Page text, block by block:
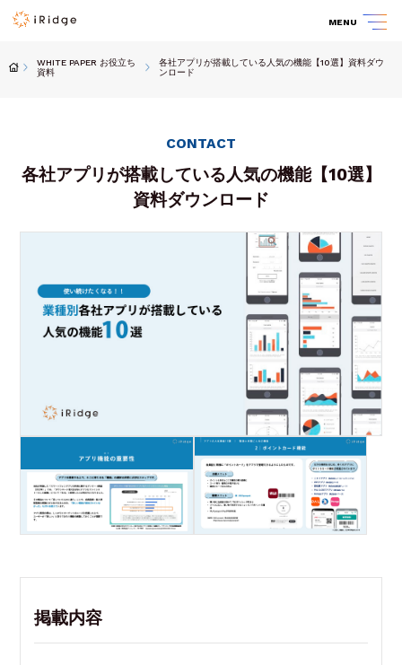
MENU
WHITE PAPER お役立ち
資料
各社アプリが搭載している人気の機能【10選】資料ダウ
ンロード
CONTACT
各社アプリが搭載している人気の機能【10選】
資料ダウンロード
掲載内容